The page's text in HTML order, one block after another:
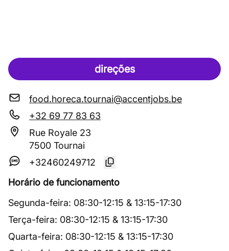
direções
food.horeca.tournai@accentjobs.be
+32 69 77 83 63
Rue Royale 23
7500 Tournai
+32460249712
Horário de funcionamento
Segunda-feira: 08:30-12:15 & 13:15-17:30
Terça-feira: 08:30-12:15 & 13:15-17:30
Quarta-feira: 08:30-12:15 & 13:15-17:30